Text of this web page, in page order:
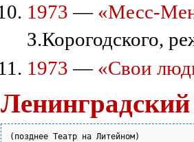
1973 — «Месс-
З.Корогодского,
1973 — «Свои